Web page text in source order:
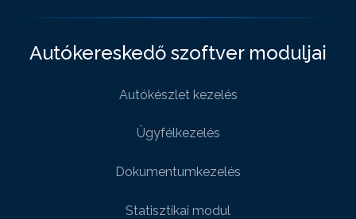
Autókereskedő szoftver moduljai
Autókészlet kezelés
Ügyfélkezelés
Dokumentumkezelés
Statisztikai modul